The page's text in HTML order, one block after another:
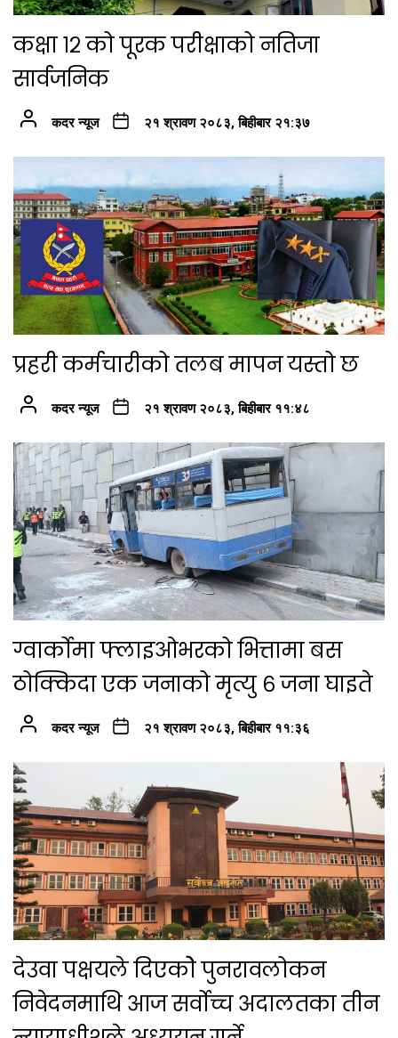
कक्षा १२ को पूरक परीक्षाको नतिजा
सार्वजनिक
कदर न्यूज २१ श्रावण २०८३, बिहीबार २१:३७
प्रहरी कर्मचारीको तलब मापन यस्तो छ
कदर न्यूज २१ श्रावण २०८३, बिहीबार ११:४८
ग्वार्कोमा फ्लाइओभरको भित्तामा बस
ठोक्किदा एक जनाको मृत्यु ६ जना घाइते
कदर न्यूज २१ श्रावण २०८३, बिहीबार ११:३६
देउवा पक्षयले दिएकोे पुनरावलोकन
निवेदनमाथि आज सर्वोच्च अदालतका तीन